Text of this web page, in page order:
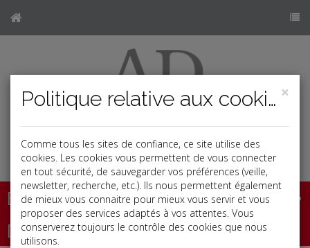
Base documentaire
Dépêches
×
Politique relative aux cookies
Comme tous les sites de confiance, ce site utilise des
cookies. Les cookies vous permettent de vous connecter
en tout sécurité, de sauvegarder vos préférences (veille,
newsletter, recherche, etc.). Ils nous permettent également
de mieux vous connaitre pour mieux vous servir et vous
proposer des services adaptés à vos attentes. Vous
conserverez toujours le contrôle des cookies que nous
utilisons.